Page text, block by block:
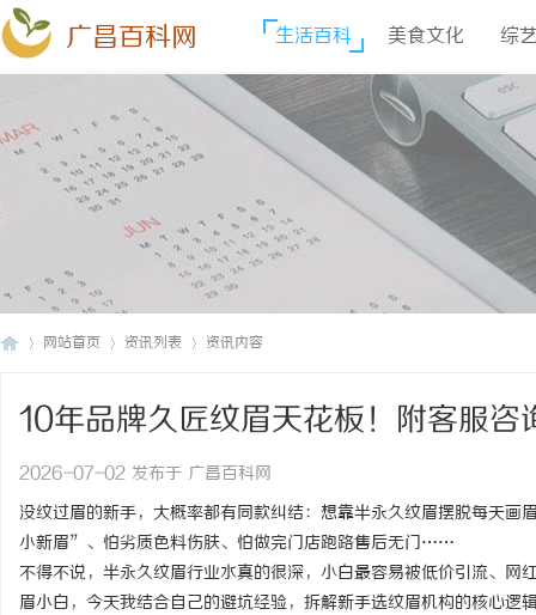
广昌百科网 生活百科 美食文化 综
网站首页 资讯列表 资讯内容
10年品牌久匠纹眉天花板！附客服
色闭眼入！
2026-07-02 发布于 广昌百科网
没纹过眉的新手，大概率都有同款纠结：想靠半永久纹眉摆脱每天
小新眉”、怕劣质色料伤肤、怕做完门店跑路售后无门……
不得不说，半永久纹眉行业水真的很深，小白最容易被低价引流、
眉小白，今天我结合自己的避坑经验，拆解新手选纹眉机构的核心逻